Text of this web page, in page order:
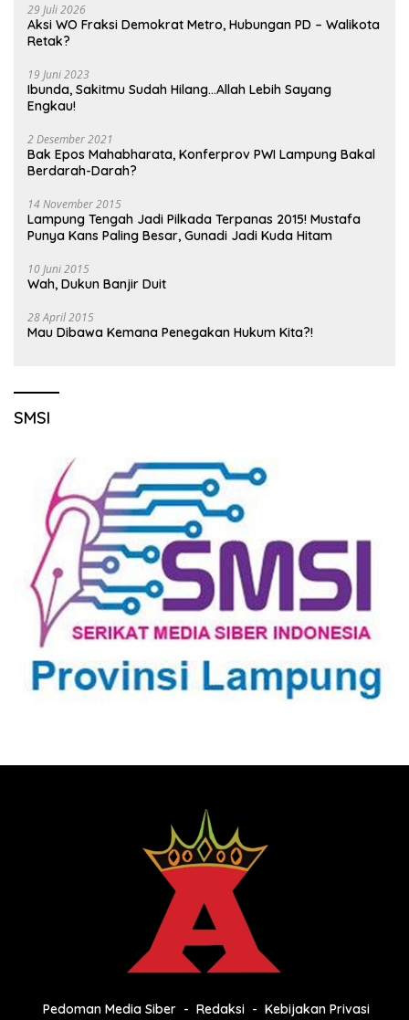
29 Juli 2026
Aksi WO Fraksi Demokrat Metro, Hubungan PD – Walikota
Retak?
19 Juni 2023
Ibunda, Sakitmu Sudah Hilang…Allah Lebih Sayang
Engkau!
2 Desember 2021
Bak Epos Mahabharata, Konferprov PWI Lampung Bakal
Berdarah-Darah?
14 November 2015
Lampung Tengah Jadi Pilkada Terpanas 2015! Mustafa
Punya Kans Paling Besar, Gunadi Jadi Kuda Hitam
10 Juni 2015
Wah, Dukun Banjir Duit
28 April 2015
Mau Dibawa Kemana Penegakan Hukum Kita?!
SMSI
Pedoman Media Siber Redaksi Kebijakan Privasi